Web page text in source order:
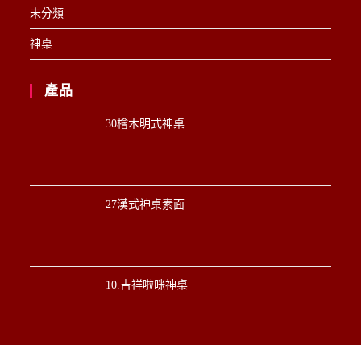
未分類
神桌
產品
30檜木明式神桌
27漢式神桌素面
10.吉祥啦咪神桌